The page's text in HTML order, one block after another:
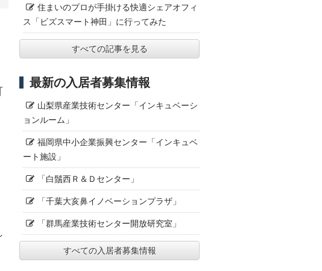
住まいのプロが手掛ける快適シェアオフィ
ス「ビズスマート神田」に行ってみた
すべての記事を見る
最新の入居者募集情報
山梨県産業技術センター「インキュベーシ
ョンルーム」
福岡県中小企業振興センター「インキュベ
ート施設」
「白鬚西Ｒ＆Ｄセンター」
「千葉大亥鼻イノベーションプラザ」
「群馬産業技術センター開放研究室」
すべての入居者募集情報